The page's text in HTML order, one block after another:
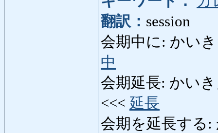
翻訳： session
会期中に: かいき
中
会期延長: かいき
<<< 延長
会期を延長する: